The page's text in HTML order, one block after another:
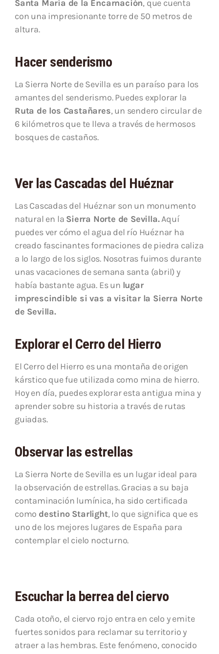
Santa María de la Encarnación, que cuenta
con una impresionante torre de 50 metros de
altura.
Hacer senderismo
La Sierra Norte de Sevilla es un paraíso para los
amantes del senderismo. Puedes explorar la
Ruta de los Castañares, un sendero circular de
6 kilómetros que te lleva a través de hermosos
bosques de castaños.
Ver las Cascadas del Huéznar
Las Cascadas del Huéznar son un monumento
natural en la Sierra Norte de Sevilla.Aquí
puedes ver cómo el agua del río Huéznar ha
creado fascinantes formaciones de piedra caliza
a lo largo de los siglos. Nosotras fuimos durante
unas vacaciones de semana santa (abril) y
había bastante agua. Es un lugar
imprescindible si vas a visitar la Sierra Norte
de Sevilla.
Explorar el Cerro del Hierro
El Cerro del Hierro es una montaña de origen
kárstico que fue utilizada como mina de hierro.
Hoy en día, puedes explorar esta antigua mina y
aprender sobre su historia a través de rutas
guiadas.
Observar las estrellas
La Sierra Norte de Sevilla es un lugar ideal para
la observación de estrellas. Gracias a su baja
contaminación lumínica, ha sido certificada
como destino Starlight, lo que significa que es
uno de los mejores lugares de España para
contemplar el cielo nocturno.
Escuchar la berrea del ciervo
Cada otoño, el ciervo rojo entra en celo y emite
fuertes sonidos para reclamar su territorio y
atraer a las hembras. Este fenómeno, conocido